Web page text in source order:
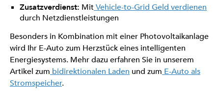
Zusatzverdienst: MitVehicle-to-Grid Geld verdienen
durch Netzdienstleistungen
Besonders in Kombination mit einer Photovoltaikanlage
wird Ihr E-Auto zum Herzstück eines intelligenten
Energiesystems. Mehr dazu erfahren Sie in unserem
Artikel zum bidirektionalen Laden und zum E-Auto als
Stromspeicher.